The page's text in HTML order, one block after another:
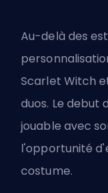
Au-delà des
Scarlet Witch
duos. Le debut
jouable avec
l'opportunité
costume.